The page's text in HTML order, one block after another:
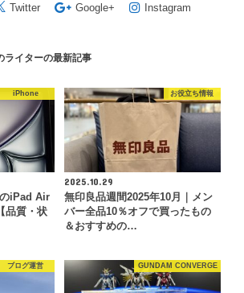
Twitter Google+ Instagram
ライターの最新記事
iPhone
iPad Air
品質・状
お役立ち情報
2025.10.29
無印良品週間2025年10月｜メン
バー全品10％オフで買ったもの
＆おすすめの…
ブログ運営 GUNDAM CONVERGE